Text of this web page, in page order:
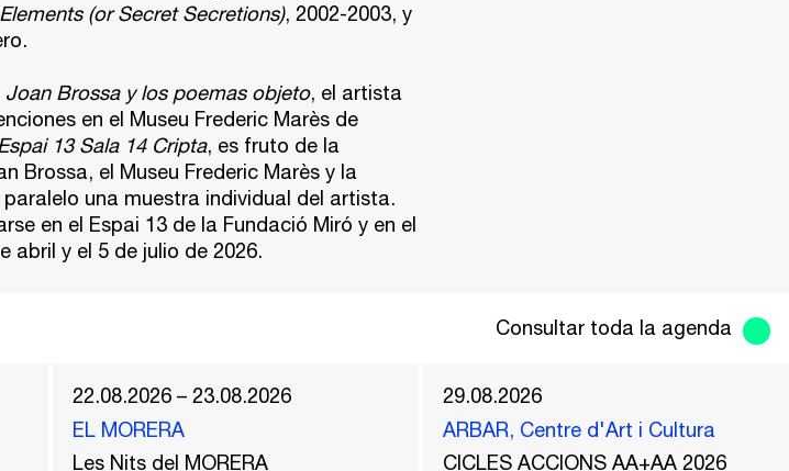
(or Secret Secretions), 2002-2003, y
Joan Brossa y los poemas objeto, el artista
en el Museu Frederic Marès de
13 Sala 14 Cripta, es fruto de la
Brossa, el Museu Frederic Marès y la
una muestra individual del artista.
en el Espai 13 de la Fundació Miró y en el
abril y el 5 de julio de 2026.
Consultar toda la agenda
22.08.2026 – 23.08.2026
EL MORERA
Les Nits del MORERA
29.08.2026
ARBAR, Centre d'Art i Cultura
CICLES ACCIONS AA+AA 2026